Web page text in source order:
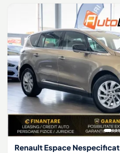
Renault Espace Nespecificat